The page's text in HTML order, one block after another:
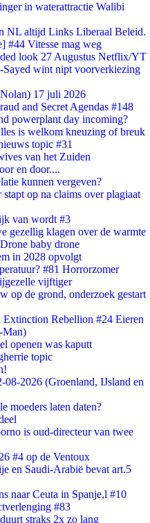
in waterattractie Walibi
NL altijd Links Liberaal Beleid.
#44 Vitesse mag weg
look 27 Augustus Netflix/YT
Sayed wint nipt voorverkiezing
17 juli 2026
and Secret Agendas #148
powerplant day incoming?
is welkom kneuzing of breuk
topic #31
van het Zuiden
en door....
kunnen vergeven?
op na claims over plagiaat
van wordt #3
gezellig klagen over de warmte
baby drone
in 2028 opvolgt
#81 Horrorzomer
vijftiger
op de grond, onderzoek gestart
Extinction Rebellion #24 Eieren
Man)
openen was kaputt
topic
08-2026 (Groenland, IJsland en
moeders laten daten?
is oud-directeur van twee
#4 op de Ventoux
en Saudi-Arabië bevat art.5
naar Ceuta in Spanje,l #10
#83
straks 2x zo lang